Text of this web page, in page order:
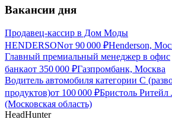
Вакансии дня
Продавец-кассир в Дом Моды
HENDERSONот 90 000 ₽Henderson,
Главный премиальный менеджер в офис
банкаот 350 000 ₽Газпромбанк, Москва
Водитель автомобиля категории C
продуктов)от 100 000 ₽Бристоль
(Московская область)
HeadHunter